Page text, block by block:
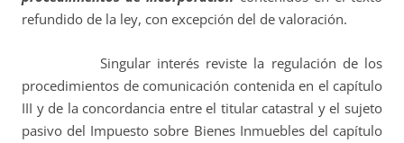
refundido de la ley, con excepción del de valoración.
Singular interés reviste la regulación de los
procedimientos de comunicación contenida en el capítulo
III y de la concordancia entre el titular catastral y el sujeto
pasivo del Impuesto sobre Bienes Inmuebles del capítulo